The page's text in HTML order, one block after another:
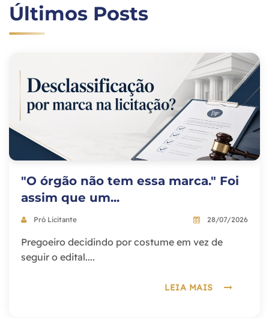
Últimos Posts
"O órgão não tem essa marca." Foi
assim que um...
Pró Licitante 28/07/2026
Pregoeiro decidindo por costume em vez de
seguir o edital....
LEIA MAIS